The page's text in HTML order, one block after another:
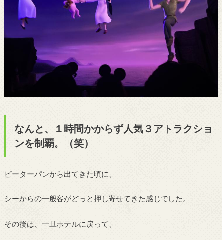
なんと、１時間かからず人気３アトラクショ
ンを制覇。（笑）
ピーターパンから出てきた頃に、
シーからの一般客がどっと押し寄せてきた感じでした。
その後は、一旦ホテルに戻って、